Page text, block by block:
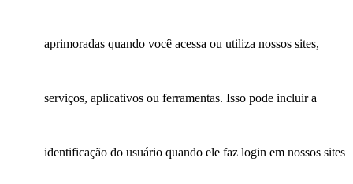
aprimoradas quando você acessa ou utiliza nossos sites,
serviços, aplicativos ou ferramentas. Isso pode incluir a
identificação do usuário quando ele faz login em nossos sites